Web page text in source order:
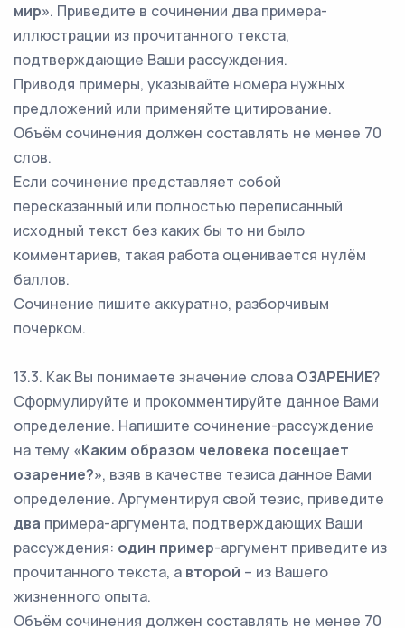
мир». Приведите в сочинении два примера-
иллюстрации из прочитанного текста,
подтверждающие Ваши рассуждения.
Приводя примеры, указывайте номера нужных
предложений или применяйте цитирование.
Объём сочинения должен составлять не менее 70
слов.
Если сочинение представляет собой
пересказанный или полностью переписанный
исходный текст без каких бы то ни было
комментариев, такая работа оценивается нулём
баллов.
Сочинение пишите аккуратно, разборчивым
почерком.
13.3. Как Вы понимаете значение слова ОЗАРЕНИЕ?
Сформулируйте и прокомментируйте данное Вами
определение. Напишите сочинение-рассуждение
на тему «Каким образом человека посещает
озарение?», взяв в качестве тезиса данное Вами
определение. Аргументируя свой тезис, приведите
два примера-аргумента, подтверждающих Ваши
рассуждения: один пример-аргумент приведите из
прочитанного текста, а второй – из Вашего
жизненного опыта.
Объём сочинения должен составлять не менее 70